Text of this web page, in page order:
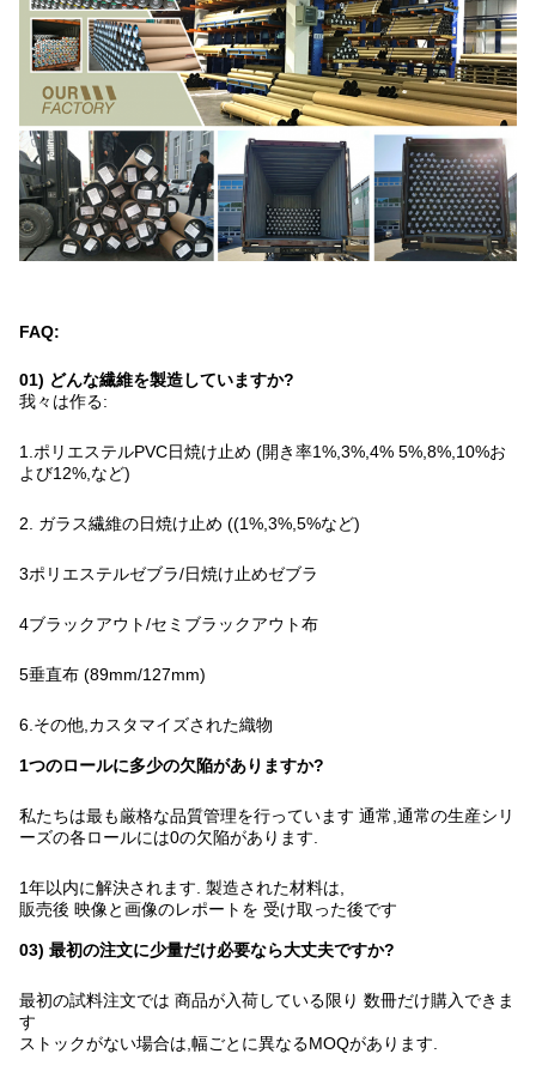
FAQ:
01) どんな繊維を製造していますか?
我々は作る:
1.ポリエステルPVC日焼け止め (開き率1%,3%,4% 5%,8%,10%お
よび12%,など)
2. ガラス繊維の日焼け止め ((1%,3%,5%など)
3ポリエステルゼブラ/日焼け止めゼブラ
4ブラックアウト/セミブラックアウト布
5垂直布 (89mm/127mm)
6.その他,カスタマイズされた織物
1つのロールに多少の欠陥がありますか?
私たちは最も厳格な品質管理を行っています 通常,通常の生産シリ
ーズの各ロールには0の欠陥があります.
1年以内に解決されます. 製造された材料は,
販売後 映像と画像のレポートを 受け取った後です
03) 最初の注文に少量だけ必要なら大丈夫ですか?
最初の試料注文では 商品が入荷している限り 数冊だけ購入できま
す
ストックがない場合は,幅ごとに異なるMOQがあります.